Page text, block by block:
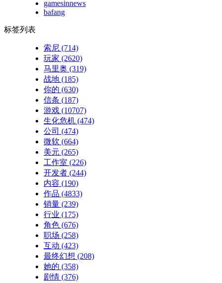
gamesinnews
bafang
标签列表
索尼 (714)
玩家 (2620)
马里奥 (319)
战地 (185)
你的 (630)
信条 (187)
游戏 (10707)
生化危机 (474)
公司 (474)
微软 (664)
美元 (265)
工作室 (226)
开发者 (244)
内容 (190)
作品 (4833)
销量 (239)
行业 (175)
角色 (676)
职场 (258)
互动 (423)
最终幻想 (208)
她的 (358)
剧情 (376)